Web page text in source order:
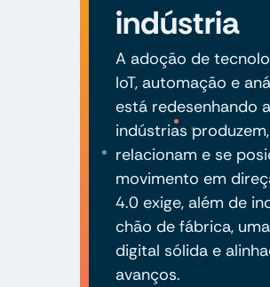
indústria
A adoção de
IoT, automação e
está redesenhando
indústrias
relacionam e se
movimento em
4.0 exige, além de
chão de fábrica,
digital sólida e
avanços.